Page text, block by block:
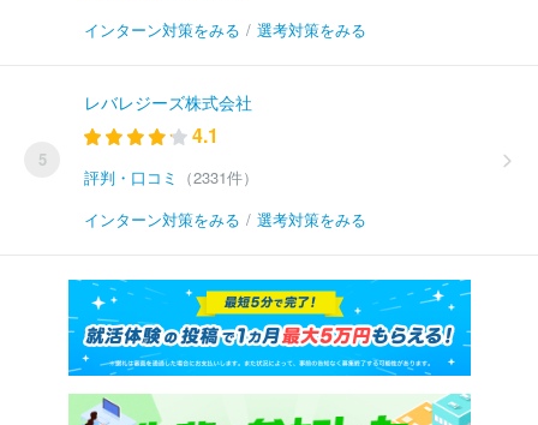
インターン対策をみる / 選考対策をみる
5
レバレジーズ株式会社
4.1
評判・口コミ
（2331件）
インターン対策をみる / 選考対策をみる